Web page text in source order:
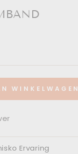
WINKELWAGEN
Ervaring